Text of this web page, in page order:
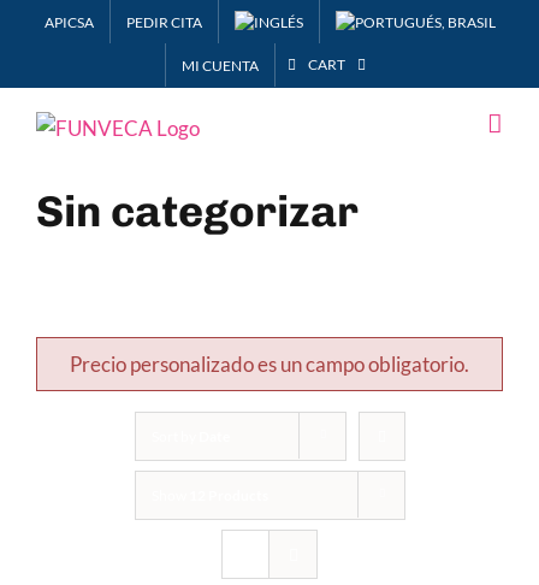
APICSA PEDIR CITA
MI CUENTA CART
Sin categorizar
Precio personalizado es un campo obligatorio.